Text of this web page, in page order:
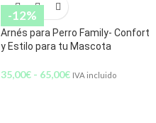
-12%
Arnés para Perro Family- Confort
y Estilo para tu Mascota
35,00€ - 65,00€ IVA incluido